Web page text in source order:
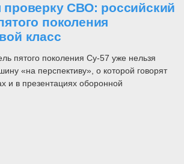
СВО: российский
поколения
класс
пятого поколения Су-57 уже нельзя
«на перспективу», о которой говорят
и в презентациях оборонной